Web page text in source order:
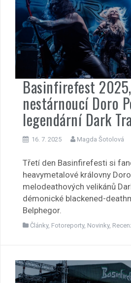
Basinfirefest
nestárnoucí Doro
legendární Dark
16. 7. 2025 Magda Šotolová
Třetí den Basinfirefesti si
heavymetalové královny
melodeathových velikánů
démonické blackened-
Belphegor.
Články, Fotoreporty, Novinky,